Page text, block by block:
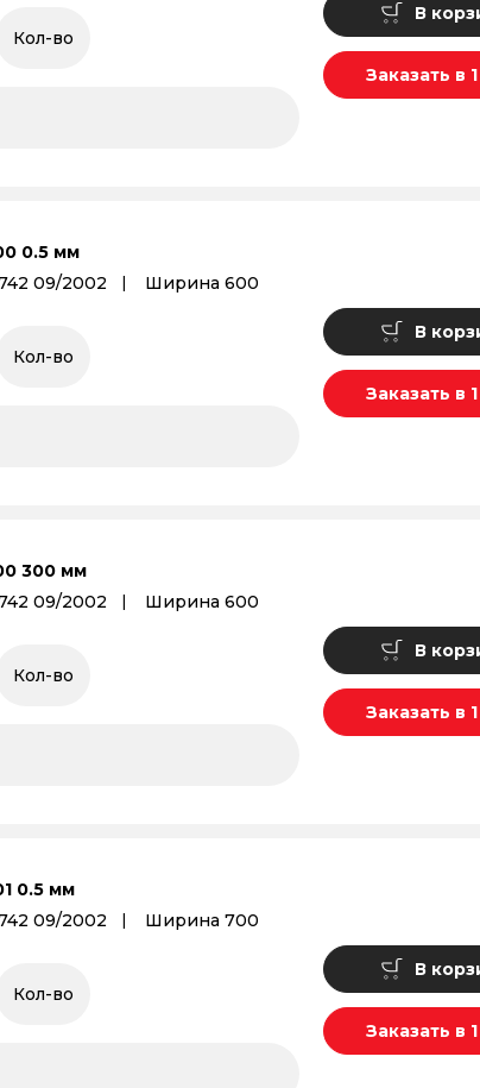
В
Заказать в
0.5 мм
09/2002 Ширина 600
В
Заказать в
300 мм
09/2002 Ширина 600
В
Заказать в
0.5 мм
09/2002 Ширина 700
В
Заказать в